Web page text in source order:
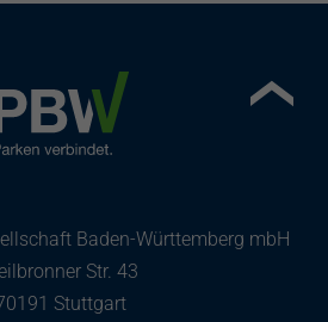
Baden-Württemberg mbH
Str. 43
Stuttgart